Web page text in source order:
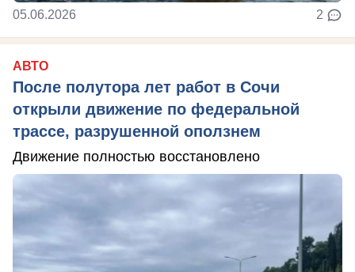
05.06.2026 2
АВТО
После полутора лет работ в Сочи
открыли движение по федеральной
трассе, разрушенной оползнем
Движение полностью восстановлено